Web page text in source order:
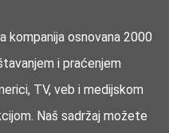
kompanija osnovana 2000
i praćenjem
TV, veb i medijskom
Naš sadržaj možete